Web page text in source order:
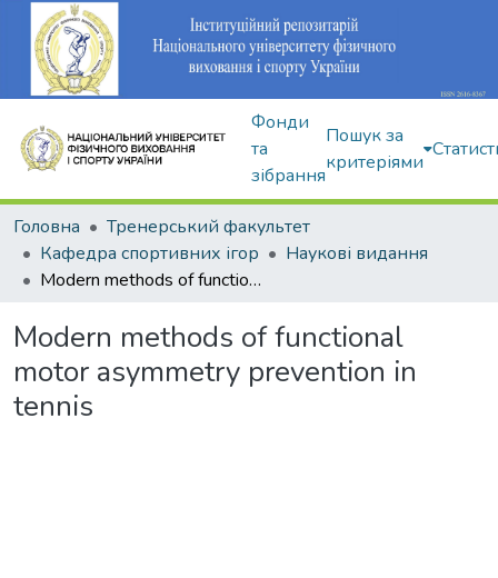
Фонди
та
зібрання
Пошук за
критеріями
Головна
Тренерський факультет
Кафедра спортивних ігор
Наукові видання
Modern methods of functional motor asymmetry prevention in tennis
Modern methods of functional
motor asymmetry prevention in
tennis